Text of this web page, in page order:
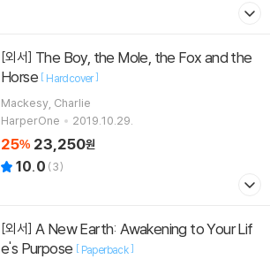
[외서]
Horse [ Hardcover]
Mackesy, Charlie
HarperOne
2019.10.29.
25% 23,250원
10.0 (3)
[외서]
e's Purpose [ Paperback]